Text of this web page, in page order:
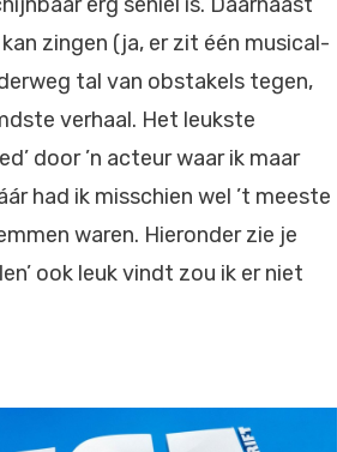
zingen (ja, er zit één musical-
tal van obstakels tegen,
verhaal. Het leukste
door ’n acteur waar ik maar
had ik misschien wel ’t meeste
waren. Hieronder zie je
ook leuk vindt zou ik er niet